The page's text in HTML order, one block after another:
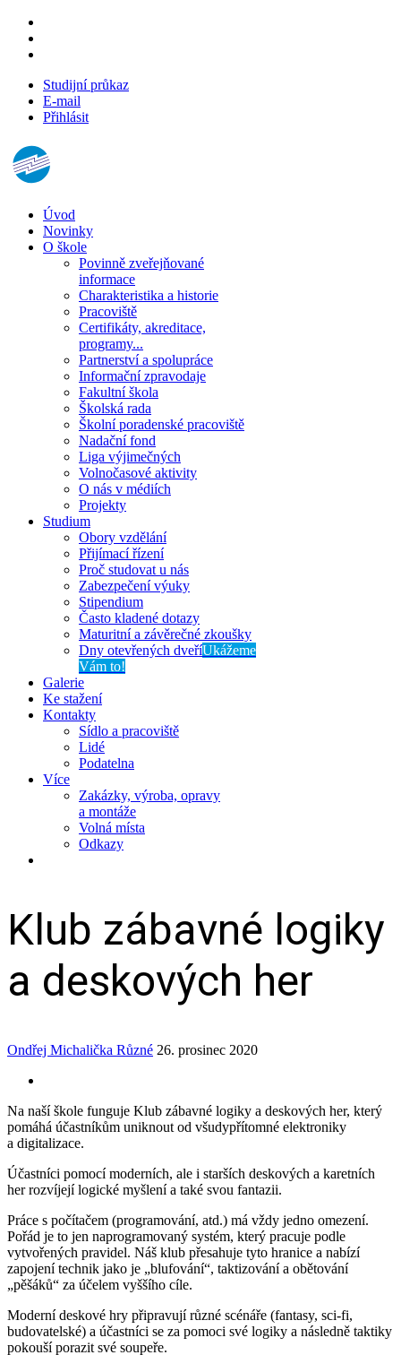
Studijní průkaz
E-mail
Přihlásit
Úvod
Novinky
O škole
Povinně zveřejňované
informace
Charakteristika a historie
Pracoviště
Certifikáty, akreditace,
programy...
Partnerství a spolupráce
Informační zpravodaje
Fakultní škola
Školská rada
Školní poradenské pracoviště
Nadační fond
Liga výjimečných
Volnočasové aktivity
O nás v médiích
Projekty
Studium
Obory vzdělání
Přijímací řízení
Proč studovat u nás
Zabezpečení výuky
Stipendium
Často kladené dotazy
Maturitní a závěrečné zkoušky
Dny otevřených dveříUkážeme
Vám to!
Galerie
Ke stažení
Kontakty
Sídlo a pracoviště
Lidé
Podatelna
Více
Zakázky, výroba, opravy
a montáže
Volná místa
Odkazy
Klub zábavné logiky
a deskových her
Ondřej Michalička Různé 26. prosinec 2020
Na naší škole funguje Klub zábavné logiky a deskových her, který
pomáhá účastníkům uniknout od všudypřítomné elektroniky
a digitalizace.
Účastníci pomocí moderních, ale i starších deskových a karetních
her rozvíjejí logické myšlení a také svou fantazii.
Práce s počítačem (programování, atd.) má vždy jedno omezení.
Pořád je to jen naprogramovaný systém, který pracuje podle
vytvořených pravidel. Náš klub přesahuje tyto hranice a nabízí
zapojení technik jako je „blufování“, taktizování a obětování
„pěšáků“ za účelem vyššího cíle.
Moderní deskové hry připravují různé scénáře (fantasy, sci-fi,
budovatelské) a účastníci se za pomoci své logiky a následně taktiky
pokouší porazit své soupeře.